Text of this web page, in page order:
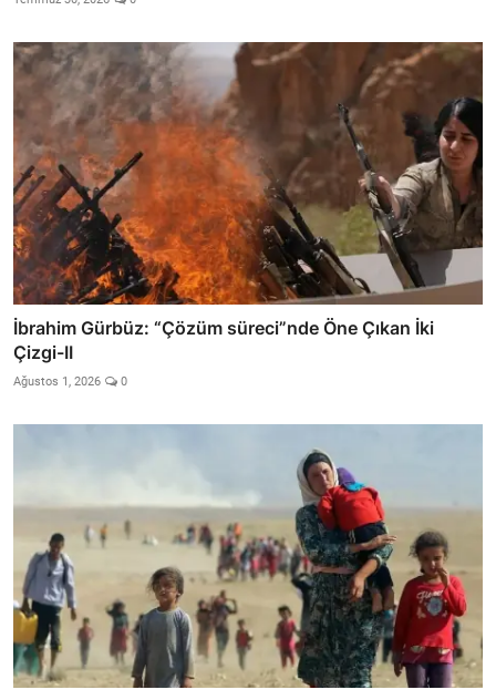
İbrahim Gürbüz: “Çözüm süreci”nde Öne Çıkan İki
Çizgi-II
Ağustos 1, 2026 0